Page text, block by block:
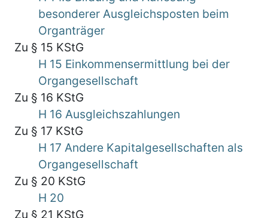
besonderer Ausgleichsposten beim
Organträger
Zu § 15 KStG
H 15 Einkommensermittlung bei der
Organgesellschaft
Zu § 16 KStG
H 16 Ausgleichszahlungen
Zu § 17 KStG
H 17 Andere Kapitalgesellschaften als
Organgesellschaft
Zu § 20 KStG
H 20
Zu § 21 KStG